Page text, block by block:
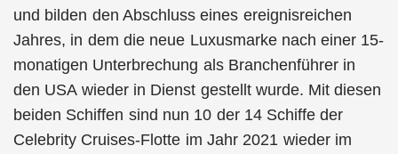
und bilden den Abschluss eines ereignisreichen
Jahres, in dem die neue Luxusmarke nach einer 15-
monatigen Unterbrechung als Branchenführer in
den USA wieder in Dienst gestellt wurde. Mit diesen
beiden Schiffen sind nun 10 der 14 Schiffe der
Celebrity Cruises-Flotte im Jahr 2021 wieder im